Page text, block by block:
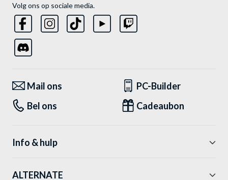
Volg ons op sociale media.
Mail ons
PC-Builder
Bel ons
Cadeaubon
Info & hulp
ALTERNATE